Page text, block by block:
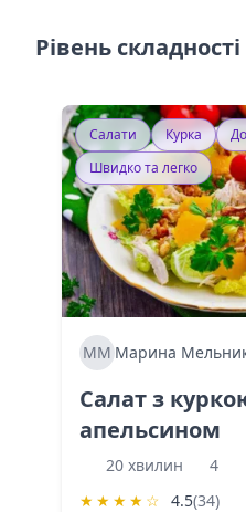
Рівень складності
Салати Курка
Швидко та легко
ММ Марина
Салат з
апельсином
20 хвилин
4
★ ★ ★ ★ ☆ 4.5(34)